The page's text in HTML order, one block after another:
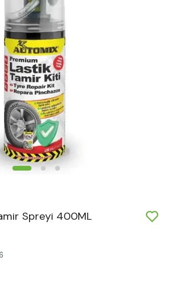
Spreyi 400ML